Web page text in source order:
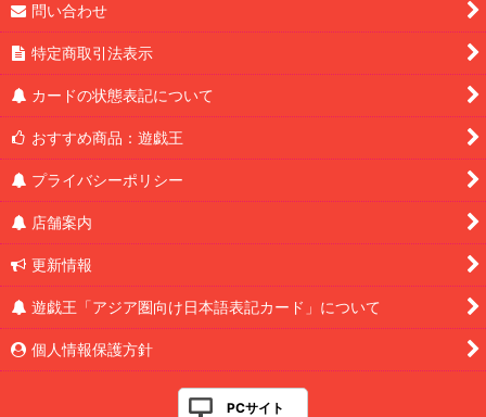
問い合わせ
特定商取引法表示
カードの状態表記について
おすすめ商品：遊戯王
プライバシーポリシー
店舗案内
更新情報
遊戯王「アジア圏向け日本語表記カード」について
個人情報保護方針
PCサイト